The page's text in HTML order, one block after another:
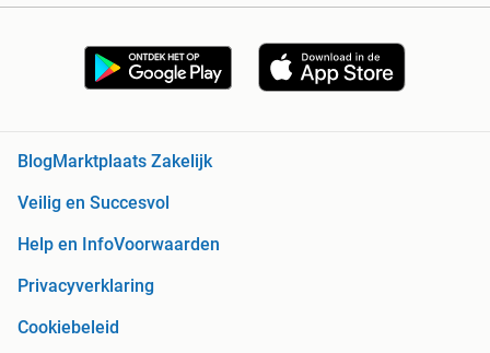
Blog Marktplaats Zakelijk
Veilig en Succesvol
Help en InfoVoorwaarden
Privacyverklaring
Cookiebeleid